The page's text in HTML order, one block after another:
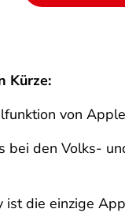
Kürze:
von
bei den Volks-
ist die einzige